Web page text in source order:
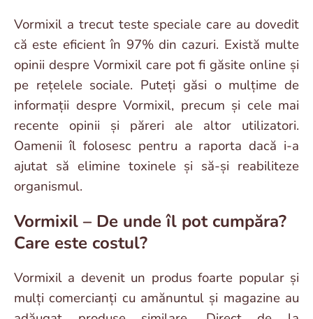
Vormixil a trecut teste speciale care au dovedit
că este eficient în 97% din cazuri. Există multe
opinii despre Vormixil care pot fi găsite online și
pe rețelele sociale. Puteți găsi o mulțime de
informații despre Vormixil, precum și cele mai
recente opinii și păreri ale altor utilizatori.
Oamenii îl folosesc pentru a raporta dacă i-a
ajutat să elimine toxinele și să-și reabiliteze
organismul.
Vormixil – De unde îl pot cumpăra?
Care este costul?
Vormixil a devenit un produs foarte popular și
mulți comercianți cu amănuntul și magazine au